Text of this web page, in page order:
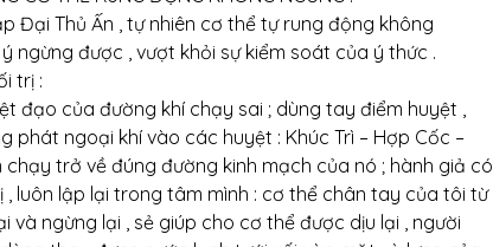
Đại Thủ Ấn , tự nhiên cơ thể tự rung động không
ngừng được , vượt khỏi sự kiểm soát của ý thức .
trị :
đạo của đường khí chạy sai ; dùng tay điểm huyệt ,
phát ngoại khí vào các huyệt : Khúc Trì – Hợp Cốc –
chạy trở về đúng đường kinh mạch của nó ; hành giả có
luôn lập lại trong tâm mình : cơ thể chân tay của tôi từ
và ngừng lại , sẻ giúp cho cơ thể được dịu lại , người